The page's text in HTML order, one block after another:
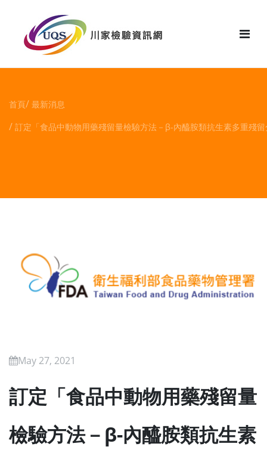
首頁 最新消息
訂定「食品中動物用藥殘留量檢驗方法－β-內醯胺類抗生素多重殘
May 27, 2021
訂定「食品中動物用藥殘留量
檢驗方法－β-內醯胺類抗生素